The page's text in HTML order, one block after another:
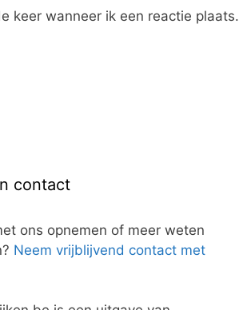
keer wanneer ik een reactie plaats.
contact
ons opnemen of meer weten
Neem vrijblijvend contact met